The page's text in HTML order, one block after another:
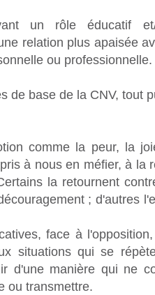
un rôle éducatif et/
relation plus apaisée
ou professionnelle.
de base de la CNV, tout
comme la peur, la
à nous en méfier, à la
la retournent
; d'autres
face à
situations qui se
d'une manière qui ne
ou transmettre.